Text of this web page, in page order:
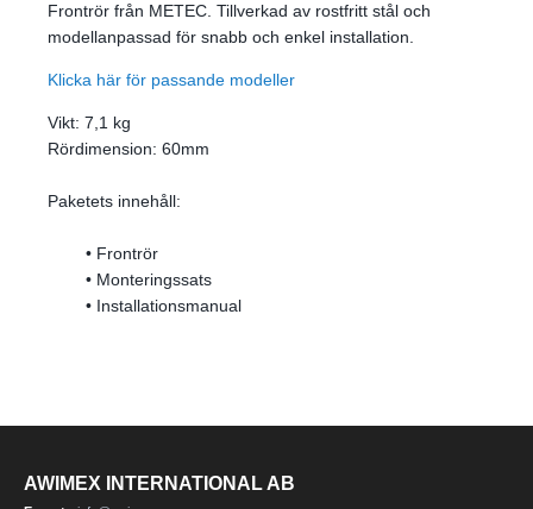
Frontrör från METEC. Tillverkad av rostfritt stål och
modellanpassad för snabb och enkel installation.
Klicka här för passande modeller
Vikt: 7,1 kg
Rördimension: 60mm
Paketets innehåll:
• Frontrör
• Monteringssats
• Installationsmanual
AWIMEX INTERNATIONAL AB